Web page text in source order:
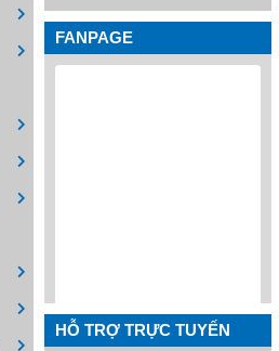
FANPAGE
HỖ TRỢ TRỰC TUYẾN